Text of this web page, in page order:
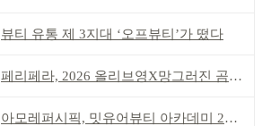
뷰티 유통 제 3지대 ‘오프뷰티’가 떴다
페리페라, 2026 올리브영X망그러진 곰 콜라보
아모레퍼시픽, 밋유어뷰티 아카데미 2기 발대식